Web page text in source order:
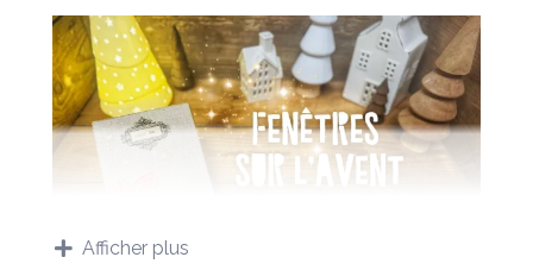
Afficher plus